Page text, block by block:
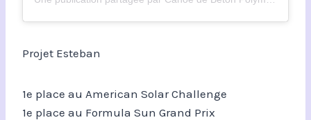
Projet Esteban
1e place au American Solar Challenge
1e place au Formula Sun Grand Prix